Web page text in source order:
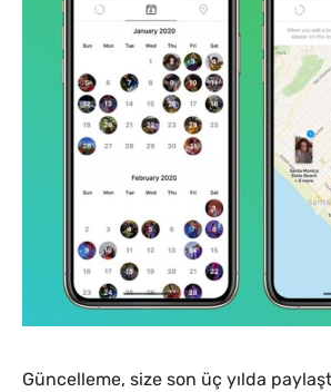
Güncelleme, size son üç yılda